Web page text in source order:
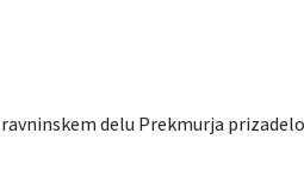
delu Prekmurja prizadelo